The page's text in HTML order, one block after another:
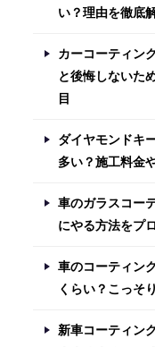
い？理由を徹底
カーコーティン
と後悔しないた
目
ダイヤモンドキ
多い？施工料金
車のガラスコー
にやる方法をプ
車のコーティン
くらい？こっそ
新車コーティン